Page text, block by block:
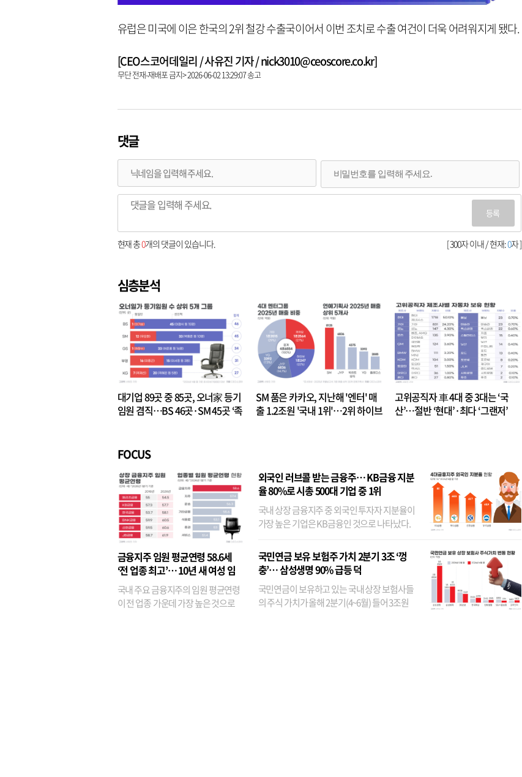
유럽은 미국에 이은 한국의 2위 철강 수출국이어서 이번 조치로 수출 여건이 더욱 어려워지게 됐다.
[CEO스코어데일리 / 사유진 기자 / nick3010@ceoscore.co.kr]
무단 전재-재배포 금지> 2026-06-02 13:29:07 송고
댓글
등록
[ 300자 이내 / 현재:0자 ]
현재 총0개의 댓글이 있습니다.
심층분석
대기업 89곳 중 85곳, 오너家 등기
임원 겸직…BS 46곳·SM 45곳 ‘족
SM 품은 카카오, 지난해 '엔터' 매
출 1.2조원 '국내 1위'…2위 하이브
고위공직자 車 4대 중 3대는 ‘국
산’…절반 ‘현대’·최다 ‘그랜저’
FOCUS
금융지주 임원 평균연령 58.6세
‘전 업종 최고’… 10년 새 여성 임
원은 14배 껑충
국내 주요 금융지주의 임원 평균연령
이 전 업종 가운데 가장 높은 것으로
외국인 러브콜 받는 금융주… KB금융 지분
율 80%로 시총 500대 기업 중 1위
국내 상장 금융지주 중 외국인 투자자 지분율이
가장 높은 기업은 KB금융인 것으로 나타났다.
융이었다. 특히 KB금융은 지난달 말 기준 해외
기관투자자 지분율이...
국민연금 보유 보험주 가치 2분기 3조 ‘껑
충’… 삼성생명 90% 급등 덕
국민연금이 보유하고 있는 국내 상장 보험사들
의 주식 가치가 올해 2분기(4~6월) 들어 3조원